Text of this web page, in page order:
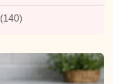
(140)